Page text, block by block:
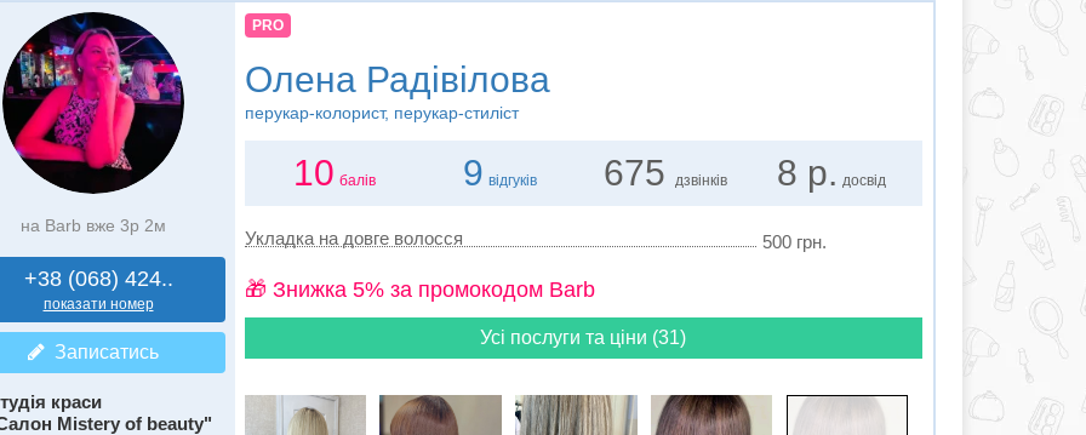
на Barb вже 3р 2м
+38 (068) 424..
показати номер
Записатись
краси
Mistery of beauty"
PRO
Олена Радівілова
перукар-колорист, перукар-стиліст
10 балів 9 відгуків 675 дзвінків 8 р. досвід
Укладка на довге волосся 500 грн.
🎁 Знижка 5% за промокодом Barb
Усі послуги та ціни (31)